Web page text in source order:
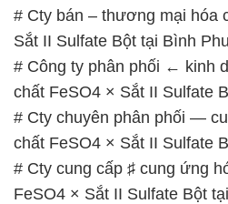
# Cty bán – thương mại hóa
Sắt II Sulfate Bột tại Bình
# Công ty phân phối ← kinh
chất FeSO4 × Sắt II Sulfate
# Cty chuyên phân phối —
chất FeSO4 × Sắt II Sulfate
# Cty cung cấp ♯ cung ứng
FeSO4 × Sắt II Sulfate Bột